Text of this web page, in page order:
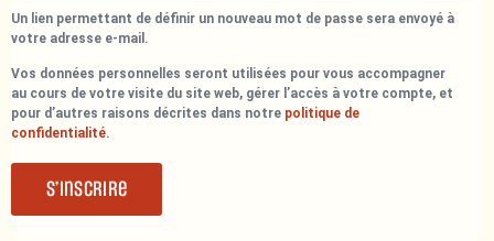
Un lien permettant de définir un nouveau mot de passe sera envoyé à
votre adresse e-mail.
Vos données personnelles seront utilisées pour vous accompagner
au cours de votre visite du site web, gérer l’accès à votre compte, et
pour d’autres raisons décrites dans notre politique de
confidentialité.
S’inscrire